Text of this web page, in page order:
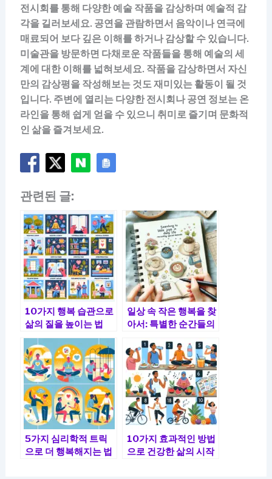
전시회를 통해 다양한 예술 작품을 감상하며 예술적 감
각을 길러보세요. 공연을 관람하면서 음악이나 연극에
매료되어 보다 깊은 이해를 하거나 감상할 수 있습니다.
미술관을 방문하면 다채로운 작품들을 통해 예술의 세
계에 대한 이해를 넓혀보세요. 작품을 감상하면서 자신
만의 감상평을 작성해보는 것도 재미있는 활동이 될 것
입니다. 주변에 열리는 다양한 전시회나 공연 정보는 온
라인을 통해 쉽게 얻을 수 있으니 취미로 즐기며 문화적
인 삶을 즐겨보세요.
관련된 글:
10가지 행복 습관으로
삶의 질을 높이는 법
일상 속 작은 행복을 찾
아서: 특별한 순간들의
5가지 심리학적 트릭
으로 더 행복해지는 법
10가지 효과적인 방법
으로 건강한 삶의 시작